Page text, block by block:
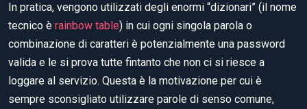
In pratica, vengono utilizzati degli enormi “dizionari” (il nome
tecnico è rainbow table) in cui ogni singola parola o
combinazione di caratteri è potenzialmente una password
valida e le si prova tutte fintanto che non ci si riesce a
loggare al servizio. Questa è la motivazione per cui è
sempre sconsigliato utilizzare parole di senso comune,